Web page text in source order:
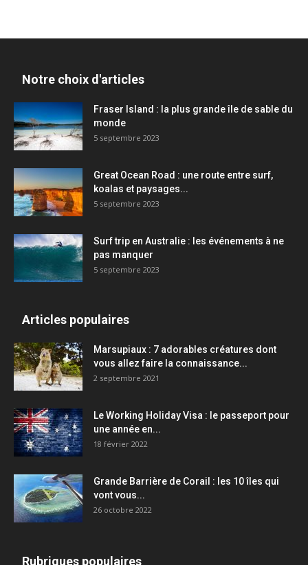
Notre choix d'articles
Fraser Island : la plus grande île de sable du
monde
5 septembre 2023
Great Ocean Road : une route entre surf,
koalas et paysages...
5 septembre 2023
Surf trip en Australie : les événements à ne
pas manquer
5 septembre 2023
Articles populaires
Marsupiaux : 7 adorables créatures dont
vous allez faire la connaissance...
2 septembre 2021
Le Working Holiday Visa : le passeport pour
une année en...
18 février 2022
Grande Barrière de Corail : les 10 îles qui
vont vous...
26 octobre 2022
Rubriques populaires